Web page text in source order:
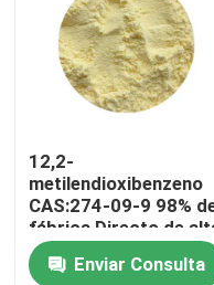
En casa
12,2-
metilendioxibenzeno
CAS:274-09-9 98%
fábrica Directo de
calidad Envasado a
pedidoEnviar Consulta